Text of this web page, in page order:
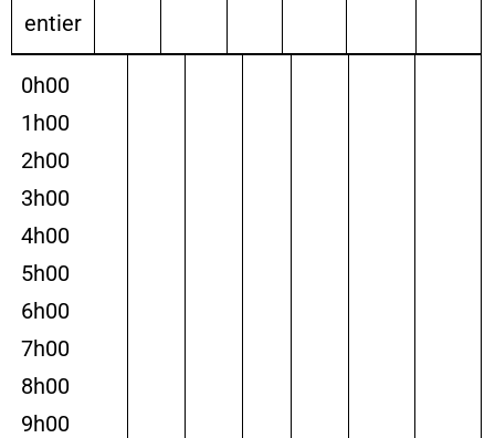
entier
0h00
1h00
2h00
3h00
4h00
5h00
6h00
7h00
8h00
9h00